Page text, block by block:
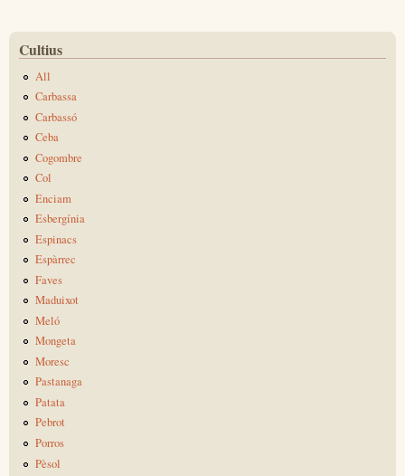
Cultius
All
Carbassa
Carbassó
Ceba
Cogombre
Col
Enciam
Esbergínia
Espinacs
Espàrrec
Faves
Maduixot
Meló
Mongeta
Moresc
Pastanaga
Patata
Pebrot
Porros
Pèsol